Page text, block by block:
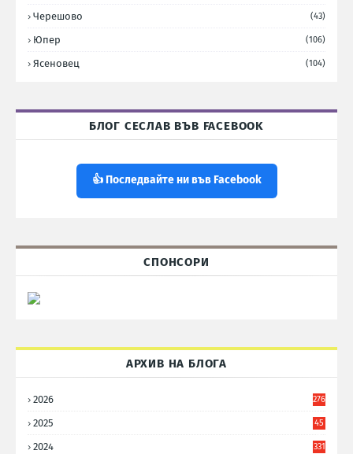
Черешово (43)
Юпер (106)
Ясеновец (104)
БЛОГ СЕСЛАВ ВЪВ FACEBOOK
👍 Последвайте ни във Facebook
СПОНСОРИ
АРХИВ НА БЛОГА
2026 276
2025
45
2024 331